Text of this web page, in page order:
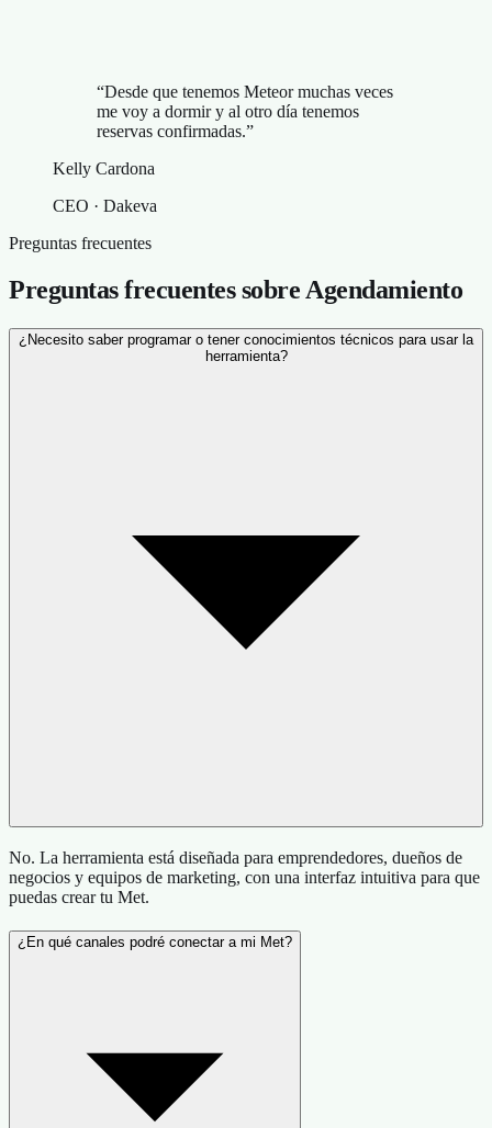
“Desde que tenemos Meteor muchas veces
me voy a dormir y al otro día tenemos
reservas confirmadas.”
Kelly Cardona
CEO · Dakeva
Preguntas frecuentes
Preguntas frecuentes sobre Agendamiento
¿Necesito saber programar o tener conocimientos técnicos para usar la
herramienta?
No. La herramienta está diseñada para emprendedores, dueños de
negocios y equipos de marketing, con una interfaz intuitiva para que
puedas crear tu Met.
¿En qué canales podré conectar a mi Met?